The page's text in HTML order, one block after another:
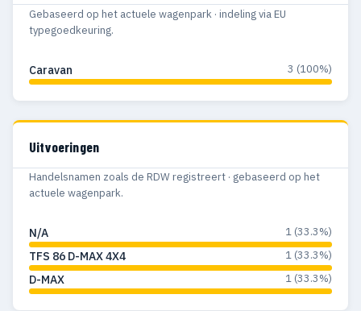
Gebaseerd op het actuele wagenpark · indeling via EU
typegoedkeuring.
Caravan 3 (100%)
Uitvoeringen
Handelsnamen zoals de RDW registreert · gebaseerd op het
actuele wagenpark.
N/A 1 (33.3%)
TFS 86 D-MAX 4X4 1 (33.3%)
D-MAX 1 (33.3%)